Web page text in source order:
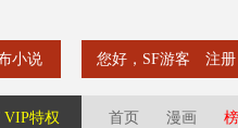
小说 您好，SF游客 注册
VIP特权 首页 漫画